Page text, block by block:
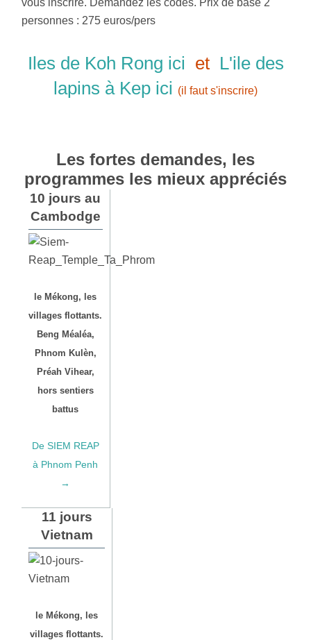
personnes : 275 euros/pers
Iles de Koh Rong ici et L'ile des
lapins à Kep ici (il faut s'inscrire)
Les fortes demandes, les
programmes les mieux appréciés
10 jours au
Cambodge
le Mékong, les
villages flottants.
Beng Méaléa,
Phnom Kulèn,
Préah Vihear,
hors sentiers
battus
De SIEM REAP
à Phnom Penh
→
11 jours
Vietnam
le Mékong, les
villages flottants.